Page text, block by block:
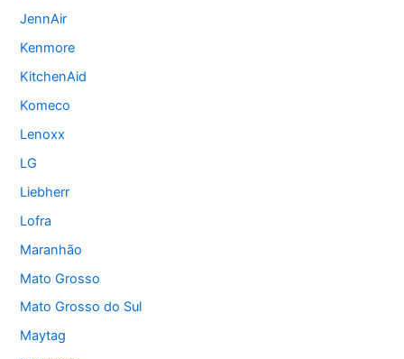
JennAir
Kenmore
KitchenAid
Komeco
Lenoxx
LG
Liebherr
Lofra
Maranhão
Mato Grosso
Mato Grosso do Sul
Maytag